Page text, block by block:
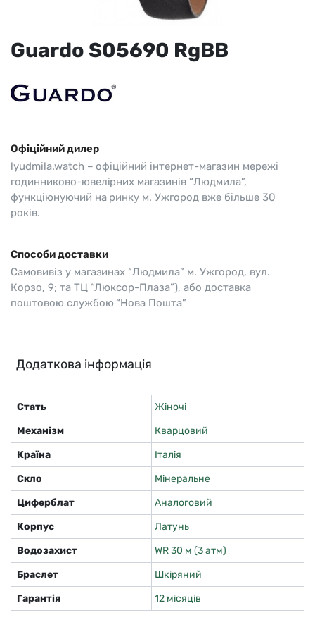
Guardo S05690 RgBB
Офіційний дилер
lyudmila.watch – офіційний інтернет-магазин мережі
годинниково-ювелірних магазинів “Людмила”,
функціюнуючий на ринку м. Ужгород вже більше 30
років.
Способи доставки
Самовивіз у магазинах “Людмила” м. Ужгород, вул.
Корзо, 9; та ТЦ “Люксор-Плаза”), або доставка
поштовою службою “Нова Пошта”
Додаткова інформація
Стать
Жіночі
Механізм
Кварцовий
Країна
Італія
Скло
Мінеральне
Циферблат
Аналоговий
Корпус
Латунь
Водозахист
WR 30 м (3 атм)
Браслет
Шкіряний
Гарантія
12 місяців